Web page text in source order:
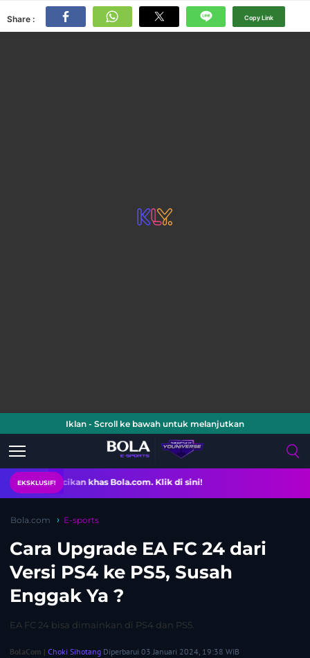
Share : Copy Link
Iklan - Scroll ke bawah untuk melanjutkan
EKSKLUSIF!
khas Bola.com. Klik di sini!
Bola.com E-sports
Cara Upgrade EA FC 24 dari
Versi PS4 ke PS5, Susah
Enggak Ya ?
EA FC 24 bisa dimainkan di PS4 dan PS5.
BolaCom | Choki Sihotang Diperbarui 03 Januari 2024, 19:38 WIB